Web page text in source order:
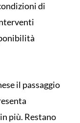
di
il passaggio
più. Restano